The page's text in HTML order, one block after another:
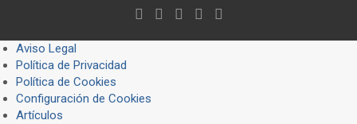
Aviso Legal
Política de Privacidad
Política de Cookies
Configuración de Cookies
Artículos